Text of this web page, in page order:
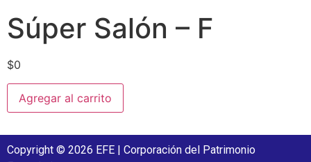
Súper Salón – F
$0
Agregar al carrito
Copyright © 2026 EFE | Corporación del Patrimonio